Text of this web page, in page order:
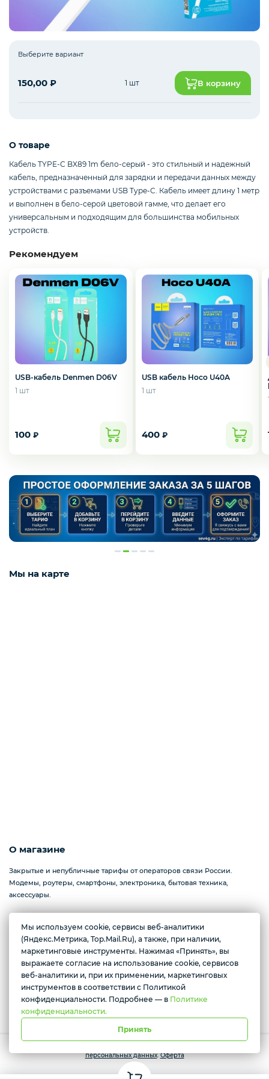
Мобильные аксессуары
Телевизоры
Смартфоны / Телефоны
Электроника
Выберите вариант
150,00 ₽ 1 шт В корзину
О товаре
Кабель TYPE-C BX89 1m бело-серый - это стильный и надежный
кабель, предназначенный для зарядки и передачи данных между
устройствами с разъемами USB Type-C. Кабель имеет длину 1 метр
и выполнен в бело-серой цветовой гамме, что делает его
универсальным и подходящим для большинства мобильных
устройств.
Рекомендуем
USB-кабель Denmen D06V
1 шт
100 ₽
USB кабель Hoco U40A
1 шт
400 ₽
Мы на карте
О магазине
Закрытые и непубличные тарифы от операторов связи России.
Модемы, роутеры, смартфоны, электроника, бытовая техника,
аксессуары.
Севастополь, проспект Генерала Острякова, 233
Ежедневно с 10:00 до 17:00
Условия доставки
персональных данных.Оферта
Мы используем cookie, сервисы веб-аналитики
(Яндекс.Метрика, Top.Mail.Ru), а также, при наличии,
маркетинговые инструменты. Нажимая «Принять», вы
выражаете согласие на использование cookie, сервисов
веб-аналитики и, при их применении, маркетинговых
инструментов в соответствии с Политикой
конфиденциальности. Подробнее — в Политике
конфиденциальности.
Принять
Желаете подозвать сотрудника
Да Нет